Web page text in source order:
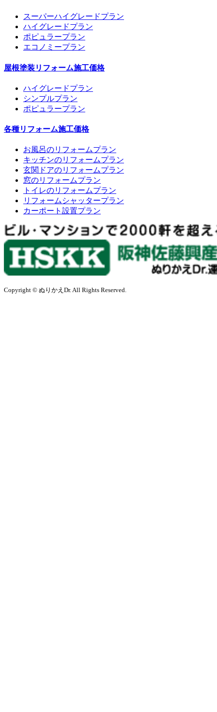
スーパーハイグレードプラン
ハイグレードプラン
ポピュラープラン
エコノミープラン
屋根塗装リフォーム施工価格
ハイグレードプラン
シンプルプラン
ポピュラープラン
各種リフォーム施工価格
お風呂のリフォームプラン
キッチンのリフォームプラン
玄関ドアのリフォームプラン
窓のリフォームプラン
トイレのリフォームプラン
リフォームシャッタープラン
カーポート設置プラン
Copyright © ぬりかえDr. All Rights Reserved.